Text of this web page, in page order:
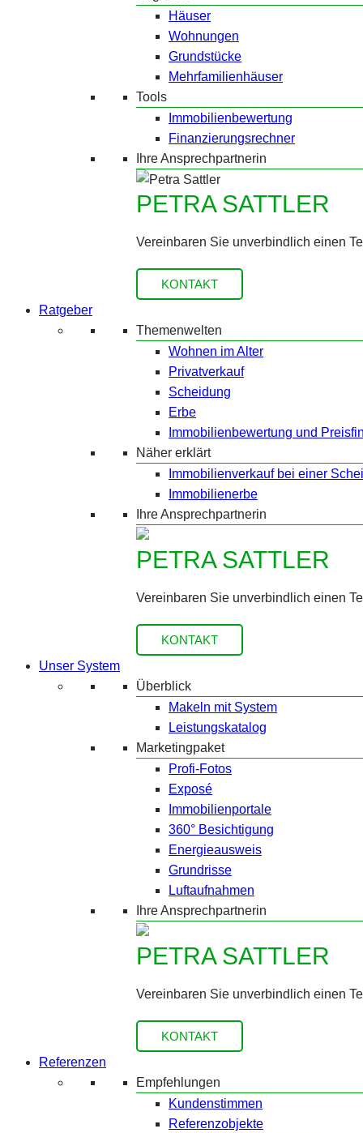
Häuser
Wohnungen
Grundstücke
Mehrfamilienhäuser
Tools
Immobilienbewertung
Finanzierungsrechner
Ihre Ansprechpartnerin
PETRA SATTLER
Vereinbaren Sie unverbindlich einen
KONTAKT
Ratgeber
Themenwelten
Wohnen im Alter
Privatverkauf
Scheidung
Erbe
Immobilienbewertung und
Näher erklärt
Immobilienverkauf bei einer
Immobilienerbe
Ihre Ansprechpartnerin
PETRA SATTLER
Vereinbaren Sie unverbindlich einen
KONTAKT
Unser System
Überblick
Makeln mit System
Leistungskatalog
Marketingpaket
Profi-Fotos
Exposé
Immobilienportale
360° Besichtigung
Energieausweis
Grundrisse
Luftaufnahmen
Ihre Ansprechpartnerin
PETRA SATTLER
Vereinbaren Sie unverbindlich einen
KONTAKT
Referenzen
Empfehlungen
Kundenstimmen
Referenzobjekte